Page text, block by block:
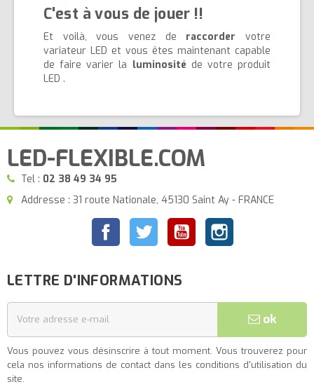
C'est à vous de jouer !!
Et voilà, vous venez de raccorder votre
variateur LED et vous êtes maintenant capable
de faire varier la luminosité de votre produit
LED .
LED-FLEXIBLE.COM
Tel : 02 38 49 34 95
Addresse : 31 route Nationale, 45130 Saint Ay - FRANCE
FacebookTwitter YouTubeInstagram
LETTRE D'INFORMATIONS
ok
Vous pouvez vous désinscrire à tout moment. Vous trouverez pour
cela nos informations de contact dans les conditions d'utilisation du
site.